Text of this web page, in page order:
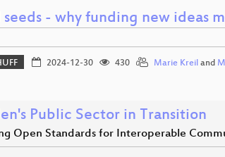
seeds - why funding new ideas
2024-12-30 430 Marie Kreil and
Public Sector in Transition
Open Standards for Interoperable